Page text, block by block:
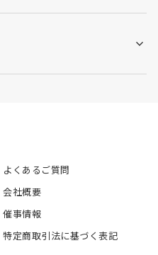
よくあるご質問
会社概要
催事情報
特定商取引法に基づく表記